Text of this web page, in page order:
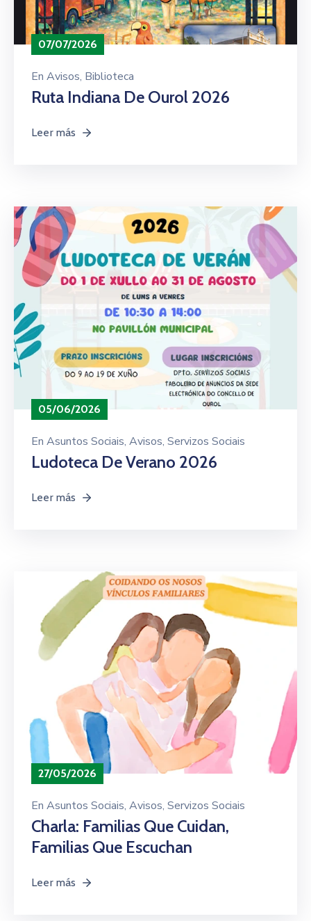
07/07/2026
En Avisos‚ Biblioteca
Ruta Indiana De Ourol 2026
Leer más
05/06/2026
En Asuntos Sociais‚ Avisos‚ Servizos Sociais
Ludoteca De Verano 2026
Leer más
27/05/2026
En Asuntos Sociais‚ Avisos‚ Servizos Sociais
Charla: Familias Que Cuidan,
Familias Que Escuchan
Leer más